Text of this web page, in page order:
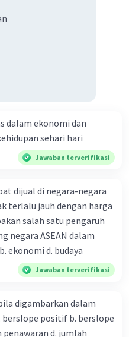
dalam ekonomi dan
sehari hari
Jawaban terverifikasi
dijual di negara-negara
terlalu jauh dengan harga
salah satu pengaruh
negara ASEAN dalam
ekonomi d. budaya
Jawaban terverifikasi
digambarkan dalam
berslope positif b. berslope
d. jumlah